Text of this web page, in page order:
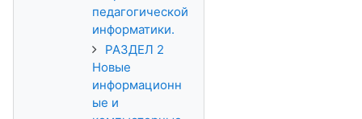
педагогической
информатики.
РАЗДЕЛ 2
Новые
информационн
ые и